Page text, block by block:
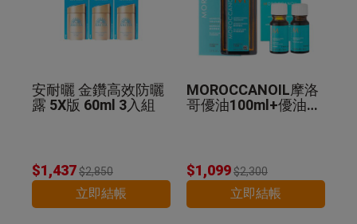
安耐曬 金鑽高效防曬
露 5X版 60ml 3入組
$1,437$2,850
立即結帳
MOROCCANOIL摩洛
哥優油100ml+優油MI
$1,099$2,300
立即結帳